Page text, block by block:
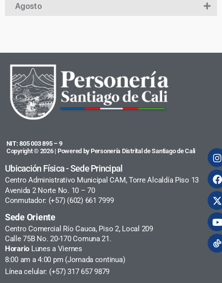
Agosto
NIT: 805 003 895 – 9
Copyright © 2026 | Powered by Personería Distrital de Santiago de Cali
Ubicación Física - Sede Principal
Centro Administrativo Municipal CAM, Torre Alcaldía Piso 13
Avenida 2 Norte No. 10 – 70
Conmutador: (+57) (602) 661 7999
Sede Oriente
Centro Comercial Río Cauca, Piso 2, Local 209
Calle 75B No. 20-170 Comuna 21.
Horario Lunes a Viernes
8:00 am a 4:00 pm (Jornada continua)
Línea celular: (+57) 317 657 9879